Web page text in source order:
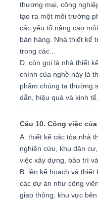
thương mại, công
tạo ra một môi trường
các yếu tố nâng cao
bán hàng. Nhà thiết kế
trong các...
D. còn gọi là nhà thiết
chính của nghề này là
phẩm chúng ta thường
dẫn, hiệu quả và kinh tế.
Câu 10. Công việc
A. thiết kế các tòa nhà
nghiên cứu, khu dân
việc xây dựng, bảo trì
B. lên kế hoạch và
các dự án như công
giao thông, khu vực